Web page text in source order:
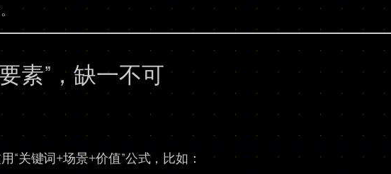
素”，缺一不可
“关键词+场景+价值”公式，比如：